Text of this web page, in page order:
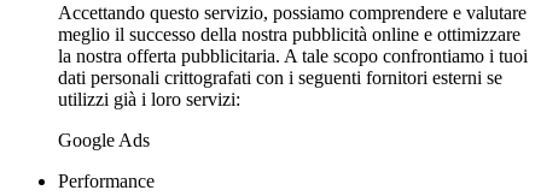
Accettando questo servizio, possiamo comprendere e valutare
meglio il successo della nostra pubblicità online e ottimizzare
la nostra offerta pubblicitaria. A tale scopo confrontiamo i tuoi
dati personali crittografati con i seguenti fornitori esterni se
utilizzi già i loro servizi:
Google Ads
Performance